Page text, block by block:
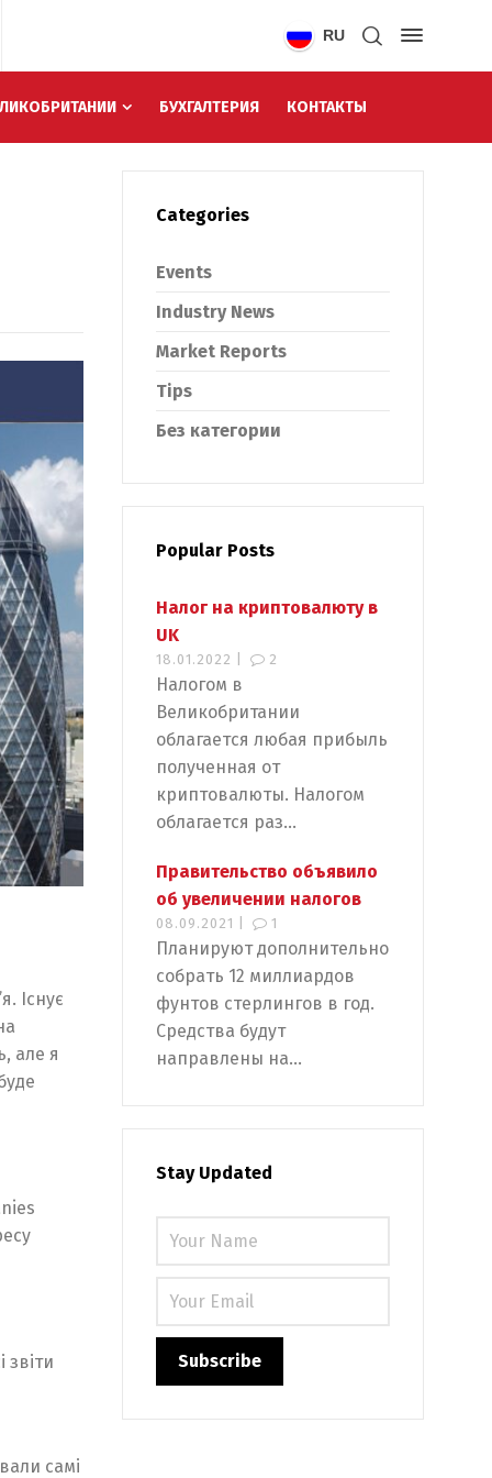
RU
БУХГАЛТЕРИЯ КОНТАКТЫ
Існує
але я
звіти
самі
Categories
Events
Industry News
Market Reports
Tips
Без категории
Popular Posts
Налог на криптовалюту в
UK
18.01.2022 | 2
Налогом в
Великобритании
облагается любая прибыль
полученная от
криптовалюты. Налогом
облагается раз...
Правительство объявило
об увеличении налогов
08.09.2021 | 1
Планируют дополнительно
собрать 12 миллиардов
фунтов стерлингов в год.
Средства будут
направлены на...
Stay Updated